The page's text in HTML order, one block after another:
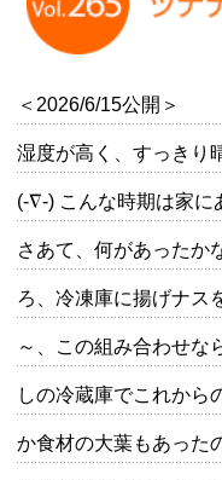
＜2026/6/15公開＞
湿度が高く、すっきり
(-∇-) こんな時期は家に
さあて、何があったか
ろ、冷凍庫に揚げナス
～、この組み合わせな
しの冷蔵庫でこれから
か食材の大葉もあった